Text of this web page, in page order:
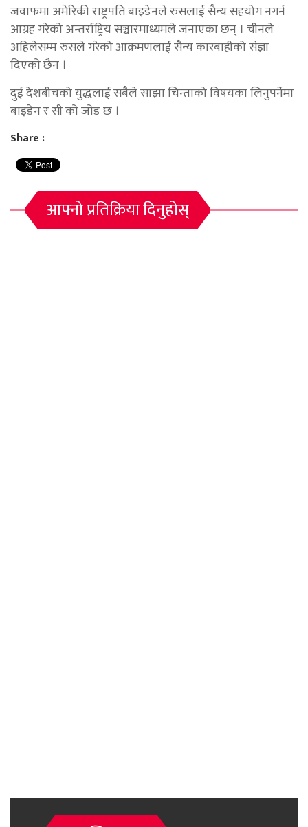
जवाफमा अमेरिकी राष्ट्रपति बाइडेनले रुसलाई सैन्य सहयोग नगर्न
आग्रह गरेको अन्तर्राष्ट्रिय सञ्चारमाध्यमले जनाएका छन् । चीनले
अहिलेसम्म रुसले गरेको आक्रमणलाई सैन्य कारबाहीको संज्ञा
दिएको छैन ।
दुई देशबीचको युद्धलाई सबैले साझा चिन्ताको विषयका लिनुपर्नेमा
बाइडेन र सी को जोड छ ।
Share :
आफ्नो प्रतिक्रिया दिनुहोस्